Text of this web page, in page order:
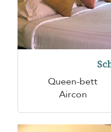
Queen-bett
Aircon